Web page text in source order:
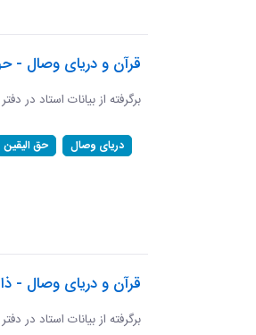
قرآن و دریای وصال -
برگرفته از بیانات استاد در
دریای وصال حق الیقین
قرآن و دریای وصال -
برگرفته از بیانات استاد در